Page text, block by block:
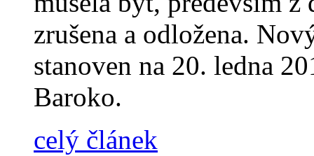
zrušena a odložena.
stanoven na 20. ledna
Baroko.
celý článek